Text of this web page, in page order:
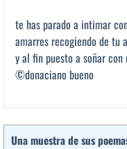
te has parado a intimar
amarres recogiendo de tu
y al fin puesto a soñar
©donaciano bueno
Una muestra de sus